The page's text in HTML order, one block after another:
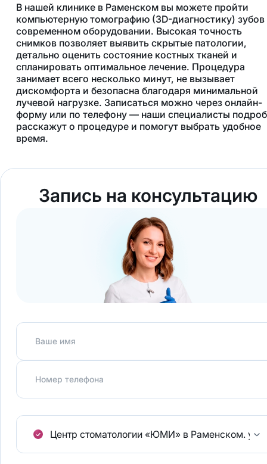
В нашей клинике в Раменском вы можете пройти
компьютерную томографию (3D-диагностику) зубов
современном оборудовании. Высокая точность
снимков позволяет выявить скрытые патологии,
детально оценить состояние костных тканей и
спланировать оптимальное лечение. Процедура
занимает всего несколько минут, не вызывает
дискомфорта и безопасна благодаря минимальной
лучевой нагрузке. Записаться можно через онлайн-
форму или по телефону — наши специалисты
расскажут о процедуре и помогут выбрать удобное
время.
Запись на консультацию
Ваше имя
Номер телефона
Центр стоматологии «ЮМИ» в Раменском. ул.